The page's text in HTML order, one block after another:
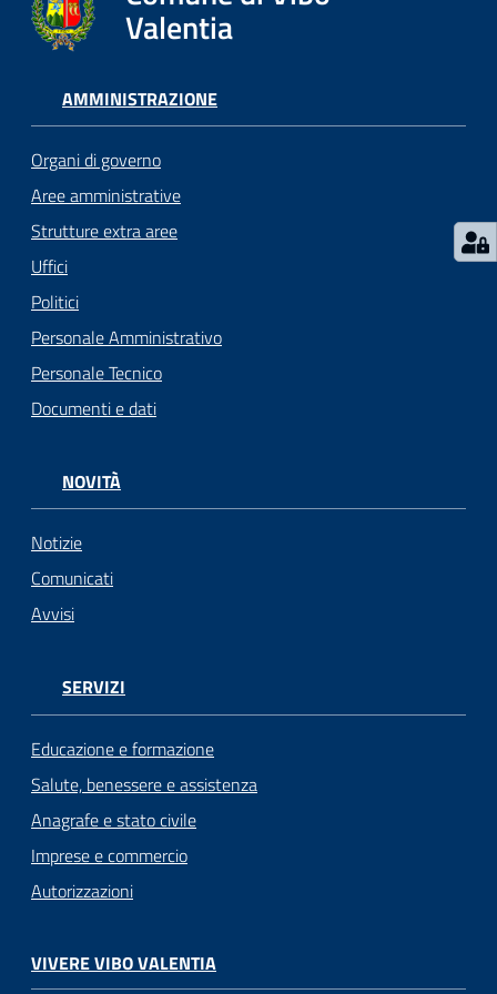
argomenti...
Seguici
su
Valentia
AMMINISTRAZIONE
Organi di governo
Aree amministrative
Strutture extra aree
Uffici
Politici
Personale Amministrativo
Personale Tecnico
Documenti e dati
NOVITÀ
Notizie
Comunicati
Avvisi
SERVIZI
Educazione e formazione
Salute, benessere e assistenza
Anagrafe e stato civile
Imprese e commercio
Autorizzazioni
VIVERE VIBO VALENTIA